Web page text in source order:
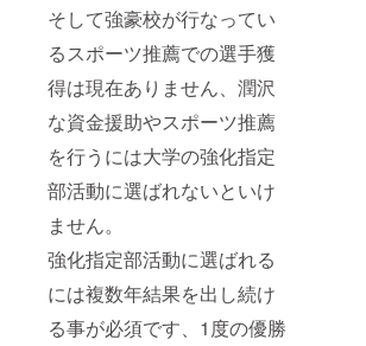
そして強豪校が行なってい
るスポーツ推薦での選手獲
得は現在ありません、潤沢
な資金援助やスポーツ推薦
を行うには大学の強化指定
部活動に選ばれないといけ
ません。
強化指定部活動に選ばれる
には複数年結果を出し続け
る事が必須です、1度の優勝